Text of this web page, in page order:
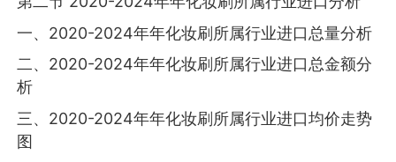
一、2020-2024年年化妆刷所属行业进口总量分析
二、2020-2024年年化妆刷所属行业进口总金额分
析
三、2020-2024年年化妆刷所属行业进口均价走势
图